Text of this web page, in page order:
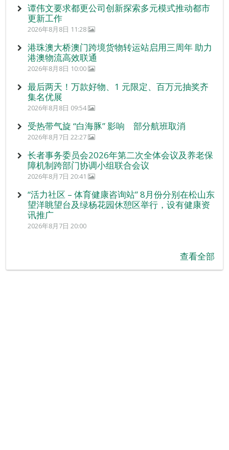
谭伟文要求都更公司创新探索多元模式推动都市
更新工作
2026年8月8日 11:28
港珠澳大桥澳门跨境货物转运站启用三周年 助力
港澳物流高效联通
2026年8月8日 10:00
最后两天！万款好物、1 元限定、百万元抽奖齐
集名优展
2026年8月8日 09:54
受热带气旋 “白海豚” 影响 部分航班取消
2026年8月7日 22:27
长者事务委员会2026年第二次全体会议及养老保
障机制跨部门协调小组联合会议
2026年8月7日 20:41
“活力社区 – 体育健康咨询站” 8月份分别在松山东
望洋眺望台及绿杨花园休憩区举行，设有健康资
讯推广
2026年8月7日 20:00
查看全部